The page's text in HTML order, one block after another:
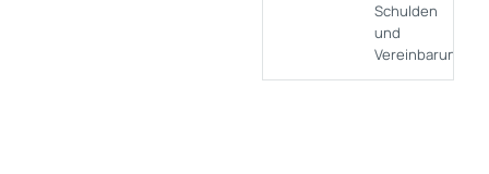
Schulden
und
Vereinbarung?